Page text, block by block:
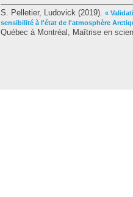
S. Pelletier, Ludovick (2019). «
sensibilité à l'état de l'atmosphère
Québec à Montréal, Maîtrise en